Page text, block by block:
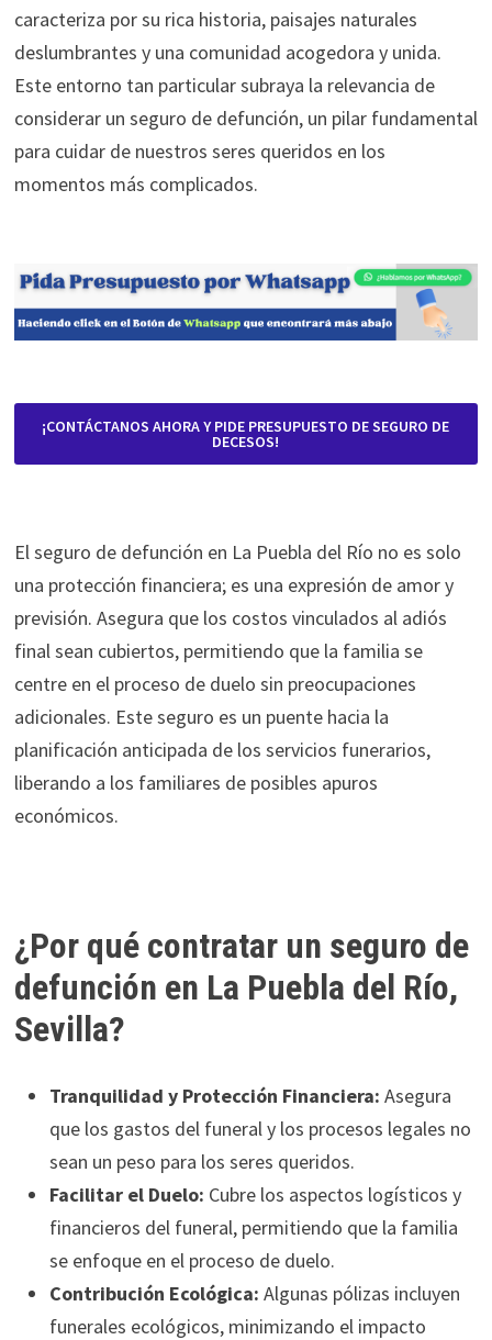
caracteriza por su rica historia, paisajes naturales
deslumbrantes y una comunidad acogedora y unida.
Este entorno tan particular subraya la relevancia de
considerar un seguro de defunción, un pilar fundamental
para cuidar de nuestros seres queridos en los
momentos más complicados.
¡CONTÁCTANOS AHORA Y PIDE PRESUPUESTO DE SEGURO DE
DECESOS!
El seguro de defunción en La Puebla del Río no es solo
una protección financiera; es una expresión de amor y
previsión. Asegura que los costos vinculados al adiós
final sean cubiertos, permitiendo que la familia se
centre en el proceso de duelo sin preocupaciones
adicionales. Este seguro es un puente hacia la
planificación anticipada de los servicios funerarios,
liberando a los familiares de posibles apuros
económicos.
¿Por qué contratar un seguro de
defunción en La Puebla del Río,
Sevilla?
Tranquilidad y Protección Financiera: Asegura
que los gastos del funeral y los procesos legales no
sean un peso para los seres queridos.
Facilitar el Duelo: Cubre los aspectos logísticos y
financieros del funeral, permitiendo que la familia
se enfoque en el proceso de duelo.
Contribución Ecológica: Algunas pólizas incluyen
funerales ecológicos, minimizando el impacto